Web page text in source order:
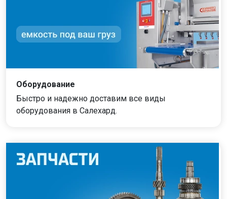
Оборудование
Быстро и надежно доставим все виды
оборудования в Салехард.